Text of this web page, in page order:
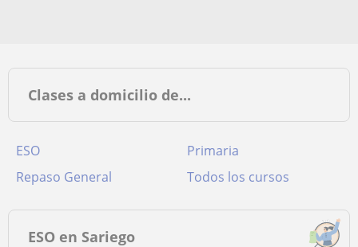
Clases a domicilio de...
ESO
Primaria
Repaso General
Todos los cursos
ESO en Sariego